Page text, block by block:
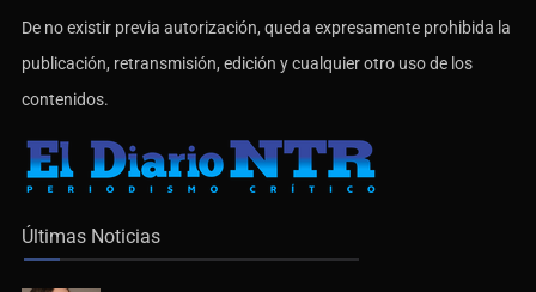
De no existir previa autorización, queda expresamente prohibida la
publicación, retransmisión, edición y cualquier otro uso de los
contenidos.
Últimas Noticias